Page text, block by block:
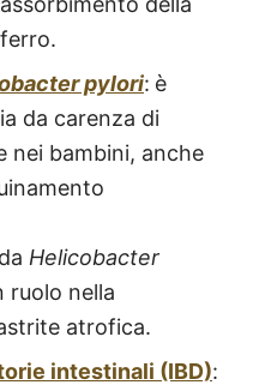
pylori: è
da carenza di
nei bambini, anche
Helicobacter
ruolo nella
atrofica.
intestinali (IBD):